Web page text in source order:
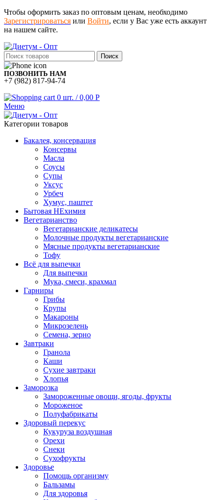
Чтобы оформить заказ по оптовым ценам, необходимо
Зарегистрироваться или Войти, если у Вас уже есть аккаунт
на нашем сайте.
Поиск
ПОЗВОНИТЬ НАМ
+7 (982) 817-94-74
0 шт. / 0,00 Р
Меню
Категории товаров
Бакалея, консервация
Консервы
Масла
Соусы
Супы
Уксус
Урбеч
Хумус, паштет
Бытовая НЕхимия
Вегетарианство
Вегетарианские деликатесы
Молочные продукты вегетарианские
Мясные продукты вегетарианские
Тофу
Всё для выпечки
Для выпечки
Мука, смеси, крахмал
Гарниры
Грибы
Крупы
Макароны
Микрозелень
Семена, зерно
Завтраки
Гранола
Каши
Сухие завтраки
Хлопья
Заморозка
Замороженные овощи, ягоды, фрукты
Мороженое
Полуфабрикаты
Здоровый перекус
Кукуруза воздушная
Орехи
Снеки
Сухофрукты
Здоровье
Помощь организму
Бальзамы
Для здоровья